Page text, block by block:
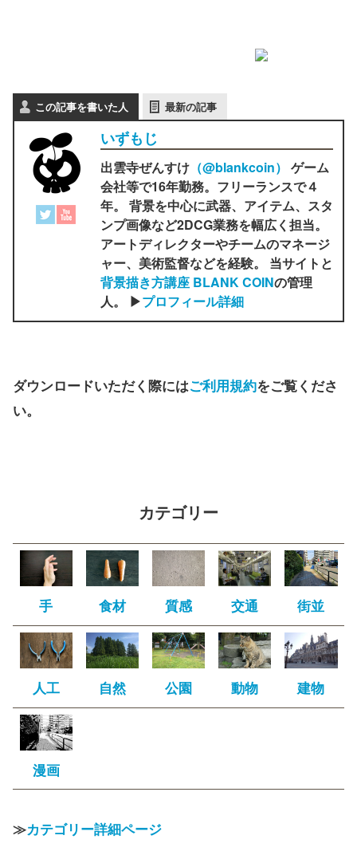
この記事を書いた人 最新の記事
いずもじ
出雲寺ぜんすけ （‎@blankcoin） ゲーム
会社等で16年勤務。フリーランスで４
年。 背景を中心に武器、アイテム、スタ
ンプ画像など2DCG業務を幅広く担当。
アートディレクターやチームのマネージ
ャー、美術監督などを経験。 当サイトと
背景描き方講座 BLANK COINの管理
人。 ▶プロフィール詳細
ダウンロードいただく際にはご利用規約をご覧くださ
い。
カテゴリー
手 食材 質感 交通 街並
人工 自然 公園 動物 建物
漫画
≫カテゴリー詳細ページ